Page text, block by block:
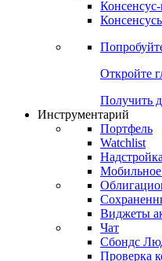
Портфели
Прогнозы
Откройте
Получить
Инструментарий
Портфель
Watchlist
Мобильное